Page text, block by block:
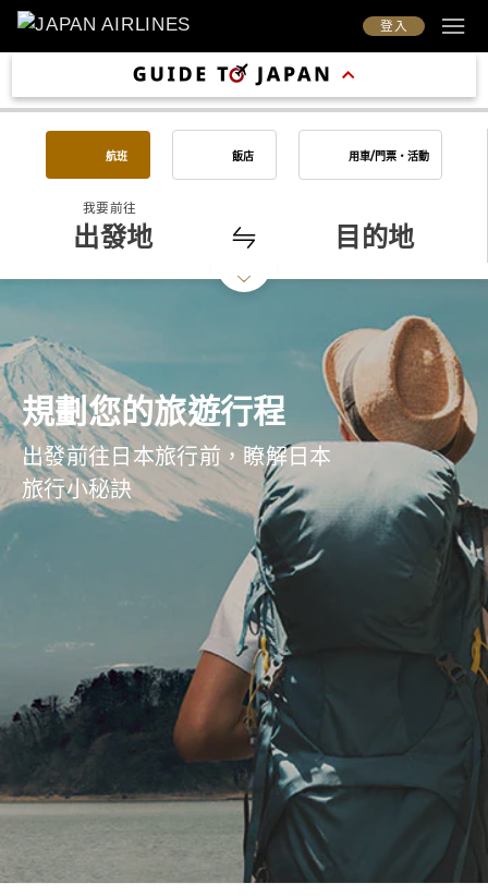
登入
航班 飯店 用車/門票・活動
我要前往
出發地 目的地
規劃您的旅遊行程
出發前往日本旅行前，瞭解日本
旅行小秘訣